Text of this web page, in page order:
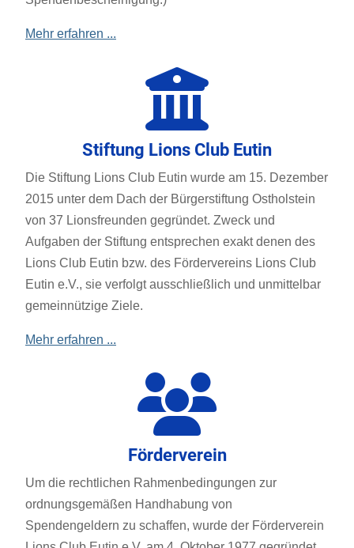
Mehr erfahren ...
Stiftung Lions Club Eutin
Die Stiftung Lions Club Eutin wurde am 15. Dezember
2015 unter dem Dach der Bürgerstiftung Ostholstein
von 37 Lionsfreunden gegründet. Zweck und
Aufgaben der Stiftung entsprechen exakt denen des
Lions Club Eutin bzw. des Fördervereins Lions Club
Eutin e.V., sie verfolgt ausschließlich und unmittelbar
gemeinnützige Ziele.
Mehr erfahren ...
Förderverein
Um die rechtlichen Rahmenbedingungen zur
ordnungsgemäßen Handhabung von
Spendengeldern zu schaffen, wurde der Förderverein